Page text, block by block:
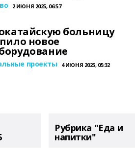
2 ИЮНЯ 2025, 06:57
больницу
новое
проекты 4 ИЮНЯ 2025, 05:32
Рубрика "Еда и
напитки"